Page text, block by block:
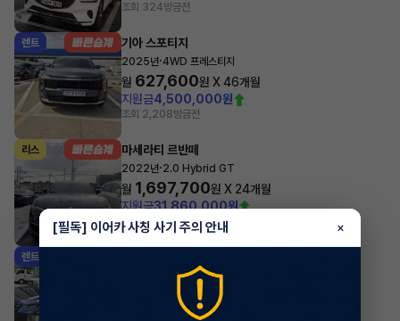
조회 324방금전
렌트 기아 스포티지
2025년·4WD 프레스티지
월 627,600원 X46개월
지원금4,500,000원
조회 2,208방금전
리스 마세라티 르반떼
2022년·2.0 Hybrid GT
월 1,697,700원 X 24개월
지원금31,860,000원
조회 730 방금전
렌트
3.8 가솔린 AWD 7인승 르블랑
595,130 원 X40
4,440,000원
[필독] 이어카 사칭 사기 주의 안내 ×